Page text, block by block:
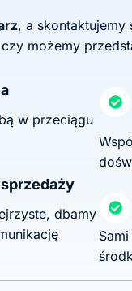
, a
możemy
w przeciągu
dbamy